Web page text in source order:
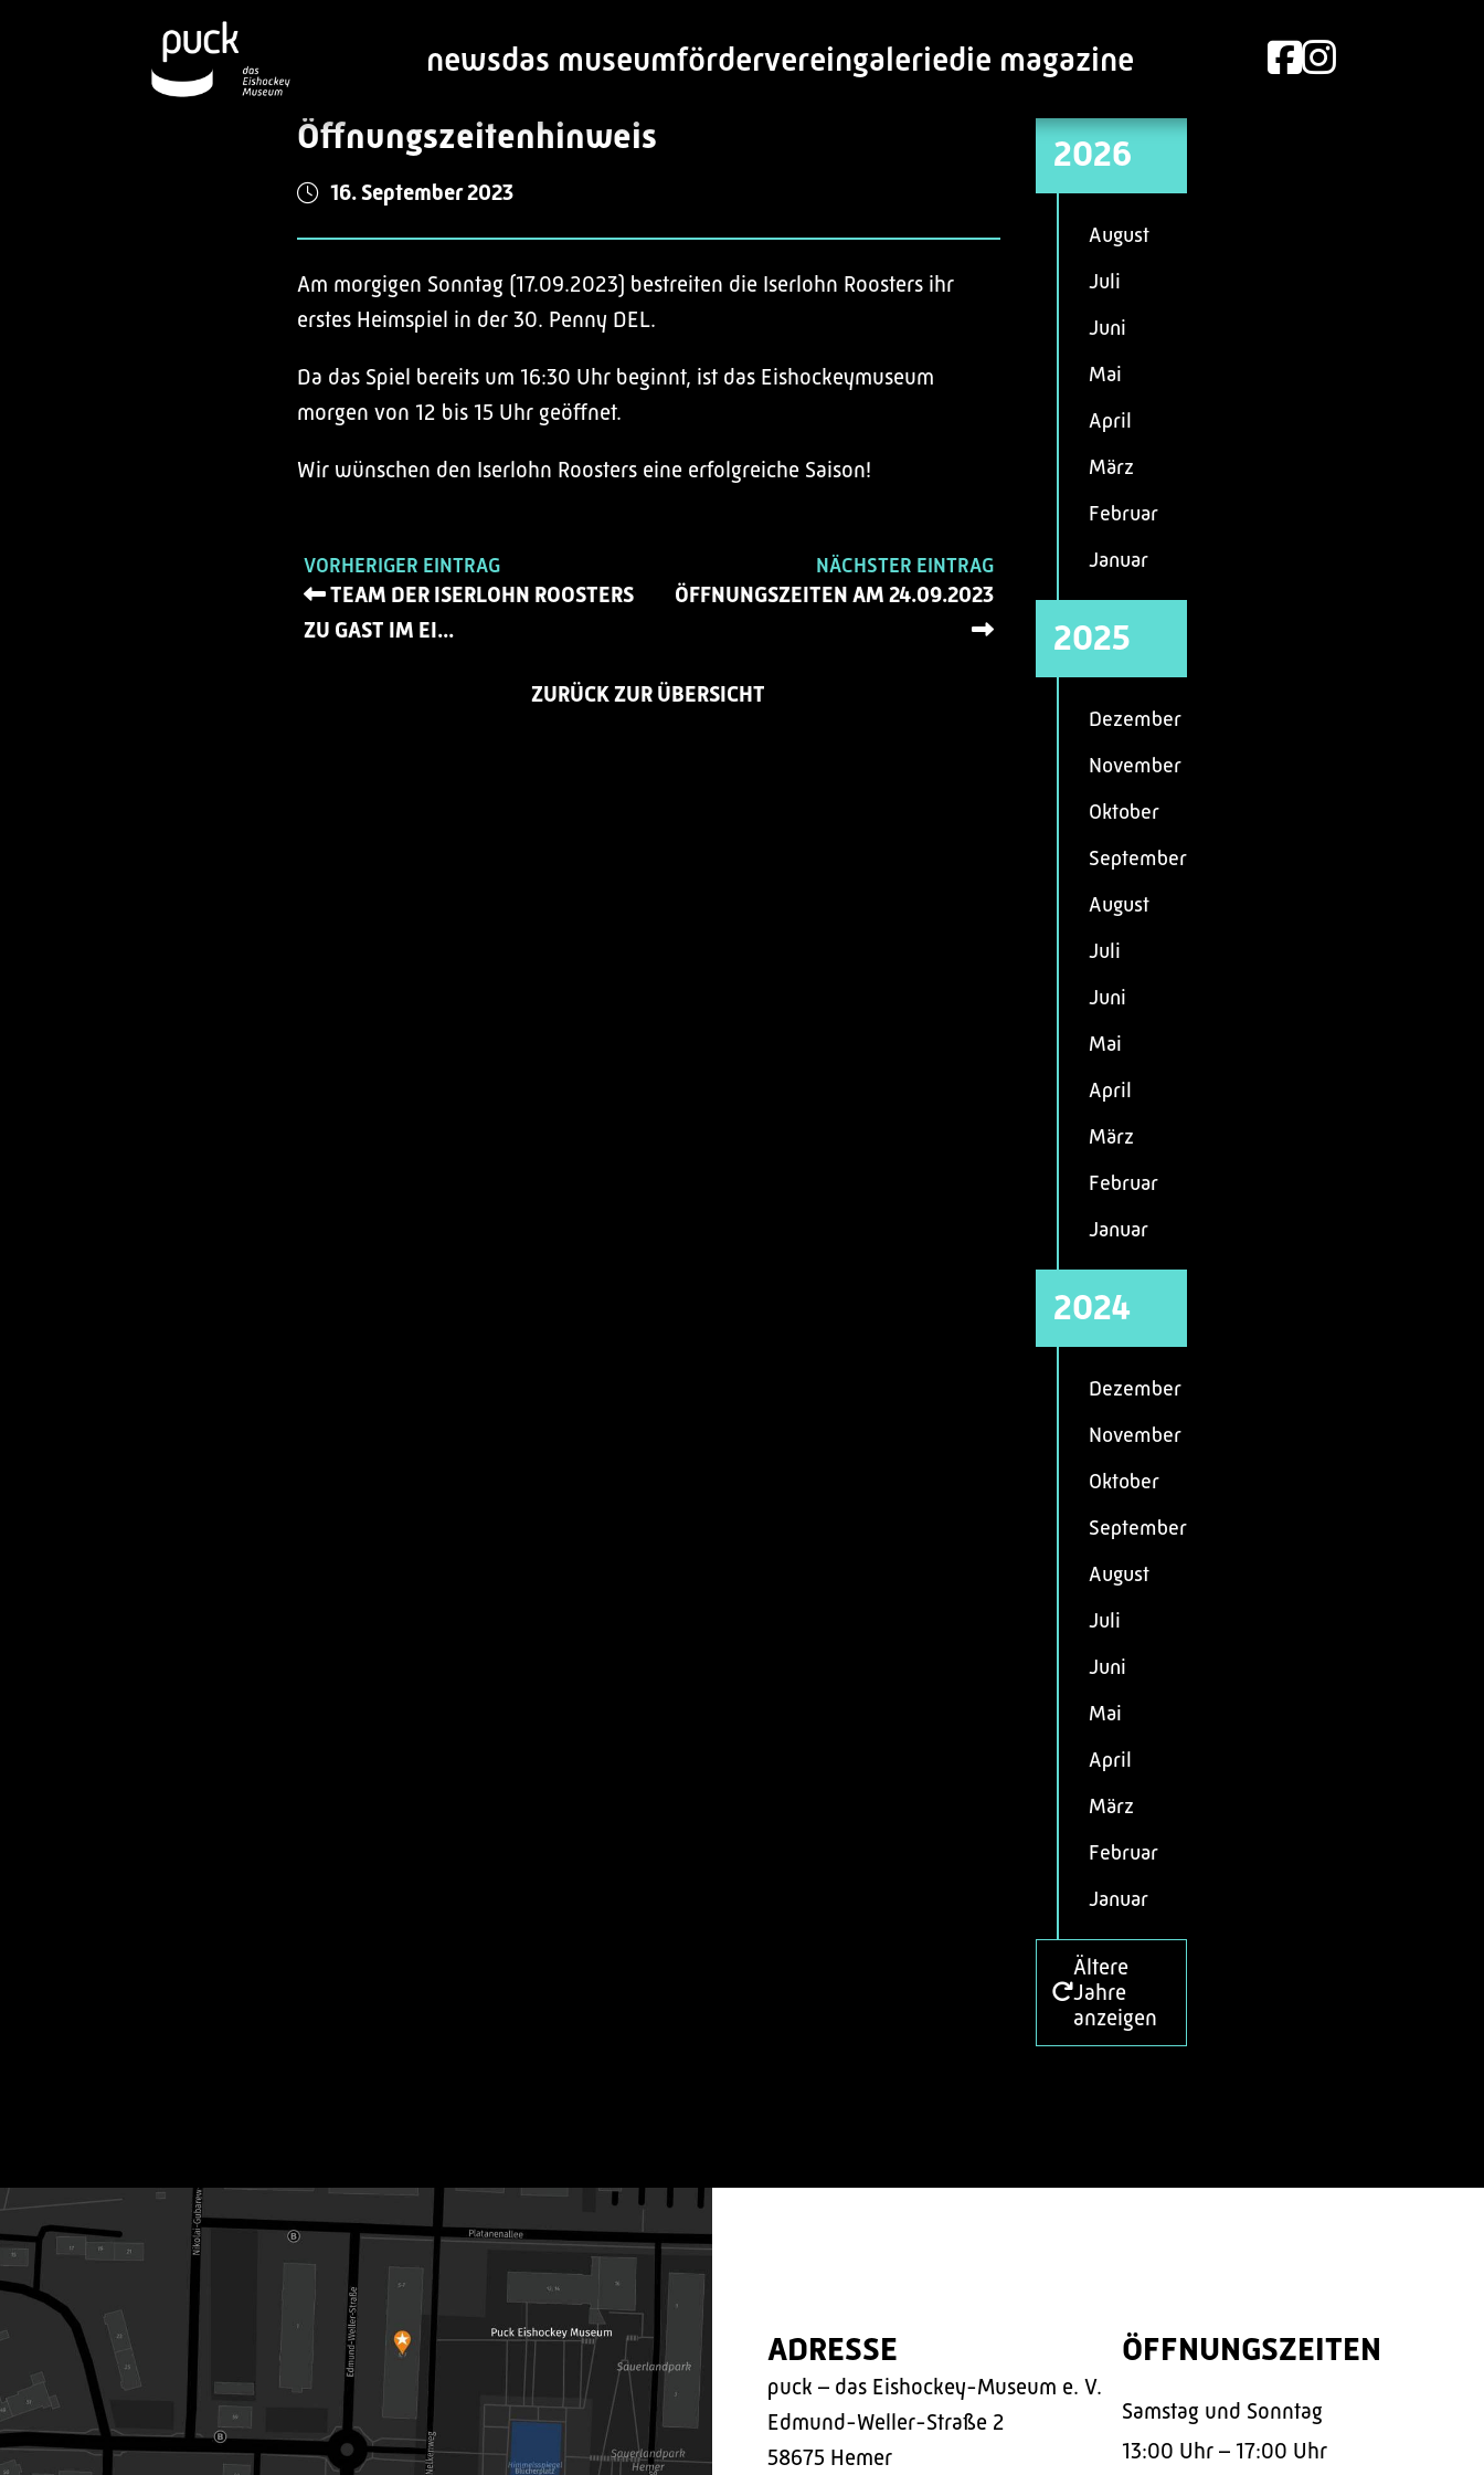
newsdas museumfördervereingaleriedie magazine
Öffnungszeitenhinweis
16. September 2023
Am morgigen Sonntag (17.09.2023) bestreiten die Iserlohn Roosters ihr
erstes Heimspiel in der 30. Penny DEL.
Da das Spiel bereits um 16:30 Uhr beginnt, ist das Eishockeymuseum
morgen von 12 bis 15 Uhr geöffnet.
Wir wünschen den Iserlohn Roosters eine erfolgreiche Saison!
VORHERIGER EINTRAG
TEAM DER ISERLOHN ROOSTERS
ZU GAST IM EI...
NÄCHSTER EINTRAG
ÖFFNUNGSZEITEN AM 24.09.2023
ZURÜCK ZUR ÜBERSICHT
2026
August
Juli
Juni
Mai
April
März
Februar
Januar
2025
Dezember
November
Oktober
September
August
Juli
Juni
Mai
April
März
Februar
Januar
2024
Dezember
November
Oktober
September
August
Juli
Juni
Mai
April
März
Februar
Januar
Ältere
Jahre
anzeigen
ADRESSE
puck – das Eishockey-Museum e. V.
Edmund-Weller-Straße 2
58675 Hemer
ÖFFNUNGSZEITEN
Samstag und Sonntag
13:00 Uhr – 17:00 Uhr